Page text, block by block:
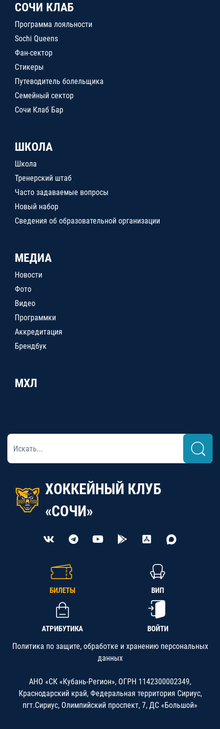
СОЧИ КЛАБ
Программа лояльности
Sochi Queens
Фан-сектор
Стикеры
Путеводитель болельщика
Семейный сектор
Сочи Клаб Бар
ШКОЛА
Школа
Тренерский штаб
Часто задаваемые вопросы
Новый набор
Сведения об образовательной организации
МЕДИА
Новости
Фото
Видео
Программки
Аккредитация
Брендбук
МХЛ
ХОККЕЙНЫЙ КЛУБ
«СОЧИ»
БИЛЕТЫ ВИП
АТРИБУТИКА ВОЙТИ
Политика по защите, обработке и хранению персональных
данных
АНО «СК «Кубань-Регион», ОГРН 1142300002349,
Краснодарский край, Федеральная территория Сириус,
пгт.Сириус, Олимпийский проспект, 7, ДС «Большой»